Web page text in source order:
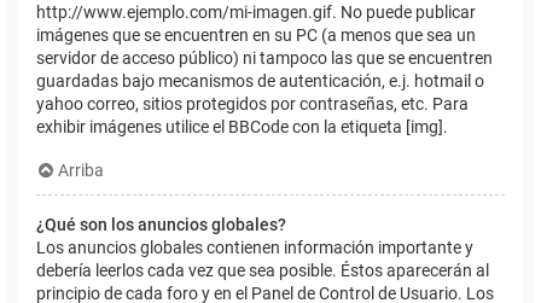
http://www.ejemplo.com/mi-imagen.gif. No puede publicar
imágenes que se encuentren en su PC (a menos que sea un
servidor de acceso público) ni tampoco las que se encuentren
guardadas bajo mecanismos de autenticación, e.j. hotmail o
yahoo correo, sitios protegidos por contraseñas, etc. Para
exhibir imágenes utilice el BBCode con la etiqueta [img].
Arriba
¿Qué son los anuncios globales?
Los anuncios globales contienen información importante y
debería leerlos cada vez que sea posible. Éstos aparecerán al
principio de cada foro y en el Panel de Control de Usuario. Los